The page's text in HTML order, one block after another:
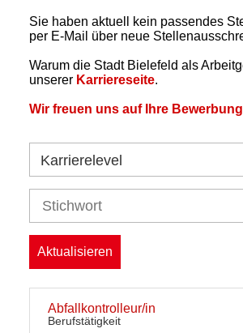
Sie haben aktuell kein passendes
per E-Mail über neue
Warum die Stadt Bielefeld als
unserer Karriereseite.
Wir freuen uns auf Ihre
Karrierelevel
Aktualisieren
Abfallkontrolleur/in
Berufstätigkeit